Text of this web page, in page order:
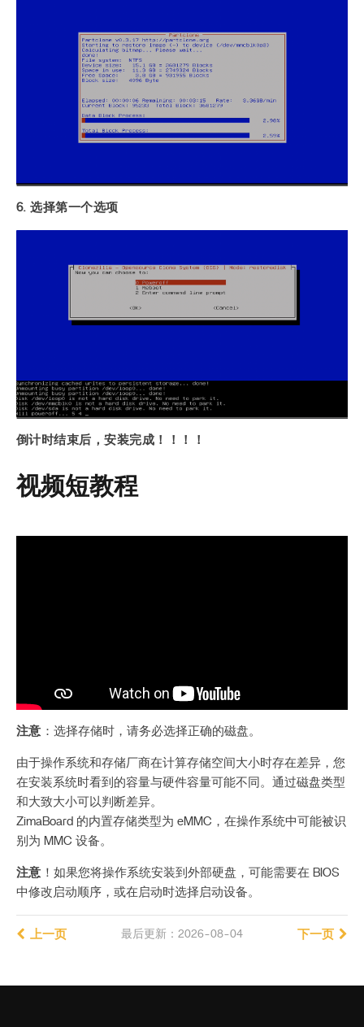
6. 选择第一个选项
倒计时结束后，安装完成！！！！
视频短教程
注意 ：选择存储时，请务必选择正确的磁盘。
由于操作系统和存储厂商在计算存储空间大小时存在差异，您
在安装系统时看到的容量与硬件容量可能不同。通过磁盘类型
和大致大小可以判断差异。
ZimaBoard 的内置存储类型为 eMMC，在操作系统中可能被识
别为 MMC 设备。
注意 ！如果您将操作系统安装到外部硬盘，可能需要在 BIOS
中修改启动顺序，或在启动时选择启动设备。
最后更新：2026-08-04
上一页 下一页